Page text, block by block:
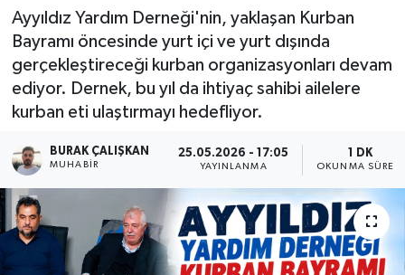
Ayyıldız Yardım Derneği'nin, yaklaşan Kurban
Bayramı öncesinde yurt içi ve yurt dışında
gerçekleştireceği kurban organizasyonları devam
ediyor. Dernek, bu yıl da ihtiyaç sahibi ailelere
kurban eti ulaştırmayı hedefliyor.
BURAK ÇALIŞKAN
MUHABIR
25.05.2026 - 17:05
YAYINLANMA
1 DK
OKUNMA SÜRESI
Son Dakika Haberleri
Haber Arşivi